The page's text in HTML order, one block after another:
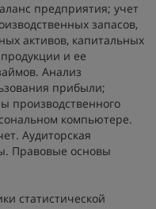
предприятия; учет
запасов,
активов, капитальных
и ее
Анализ
прибыли;
производственного
компьютере.
Аудиторская
Правовые основы
статистической